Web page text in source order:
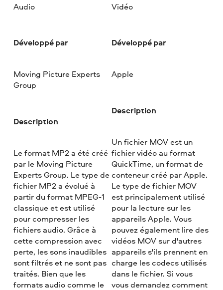
Audio
Développé par
Moving Picture Experts
Group
Description
Le format MP2 a été créé
par le Moving Picture
Experts Group. Le type de
fichier MP2 a évolué à
partir du format MPEG-1
classique et est utilisé
pour compresser les
fichiers audio. Grâce à
cette compression avec
perte, les sons inaudibles
sont filtrés et ne sont pas
traités. Bien que les
formats audio comme le
Vidéo
Développé par
Apple
Description
Un fichier MOV est un
fichier vidéo au format
QuickTime, un format de
conteneur créé par Apple.
Le type de fichier MOV
est principalement utilisé
pour la lecture sur les
appareils Apple. Vous
pouvez également lire des
vidéos MOV sur d'autres
appareils s'ils prennent en
charge les codecs utilisés
dans le fichier. Si vous
vous demandez comment